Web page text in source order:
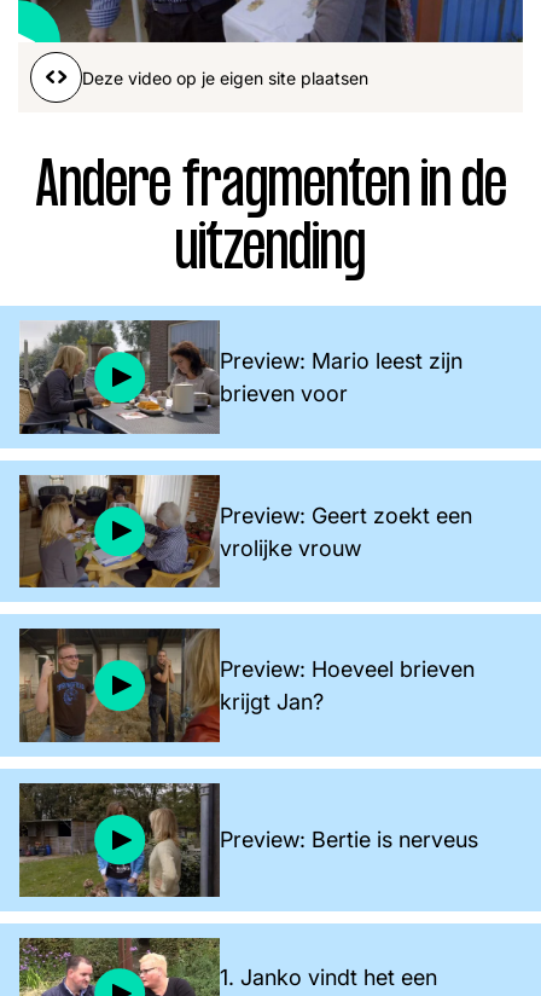
Word lid
Facebook
Instagram
John Julius Martijn
Nieuws Nieuwsbrief
Deze video op je eigen site plaatsen
Andere fragmenten in de
uitzending
Preview: Mario leest zijn
brieven voor
Preview: Geert zoekt een
vrolijke vrouw
Preview: Hoeveel brieven
krijgt Jan?
Preview: Bertie is nerveus
1. Janko vindt het een